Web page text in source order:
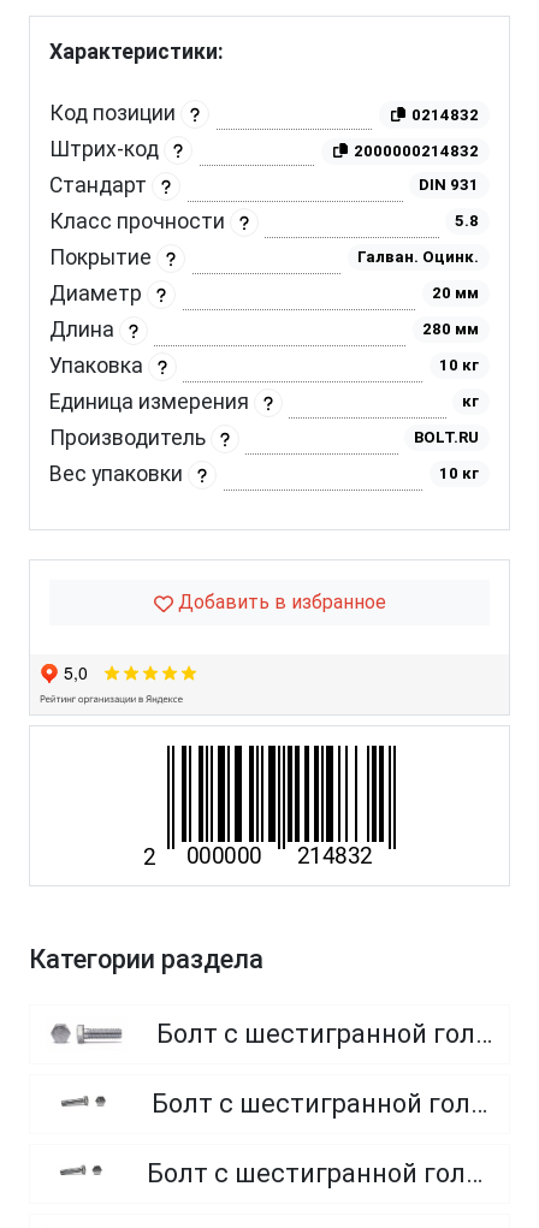
Характеристики:
Код позиции 0214832
Штрих-код 2000000214832
Стандарт DIN 931
Класс прочности 5.8
Покрытие Галван. Оцинк.
Диаметр 20 мм
Длина 280 мм
Упаковка 10 кг
Единица измерения кг
Производитель BOLT.RU
Вес упаковки 10 кг
Добавить в избранное
Категории раздела
Болт с шестигранной головкой, полная резьба, класс прочности 8.8
Болт с шестигранной головкой, полная резьба, класс прочности 4.8 и 5.8
Болт с шестигранной головкой, полная резьба, из нержавеющей стали A2 и A4